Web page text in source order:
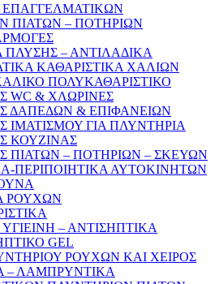
ΕΠΑΓΓΕΛΜΑΤΙΚΩΝ
ΠΙΑΤΩΝ – ΠΟΤΗΡΙΩΝ
ΠΛΥΣΗΣ – ΑΝΤΙΛΑΔΙΚΑ
ΚΑΘΑΡΙΣΤΙΚΑ ΧΑΛΙΩΝ
ΠΟΛΥΚΑΘΑΡΙΣΤΙΚΟ
WC & ΧΛΩΡΙΝΕΣ
ΔΑΠΕΔΩΝ & ΕΠΙΦΑΝΕΙΩΝ
ΙΜΑΤΙΣΜΟΥ ΓΙΑ ΠΛΥΝΤΗΡΙΑ
ΚΟΥΖΙΝΑΣ
ΠΙΑΤΩΝ – ΠΟΤΗΡΙΩΝ – ΣΚΕΥΩΝ
ΠΕΡΙΠΟΙΗΤΙΚΑ ΑΥΤΟΚΙΝΗΤΩΝ
ΡΟΥΧΩΝ
– ΑΝΤΙΣΗΠΤΙΚΑ
GEL
ΡΟΥΧΩΝ KAI XΕΙΡΟΣ
– ΛΑΜΠΡΥΝΤΙΚΑ